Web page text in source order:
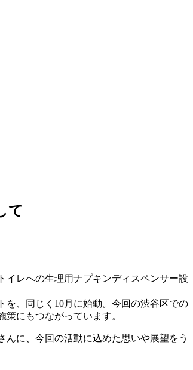
て
イレへの生理用ナプキンディスペンサー設
、同じく10月に始動。今回の渋谷区での
にもつながっています。
に、今回の活動に込めた思いや展望をう